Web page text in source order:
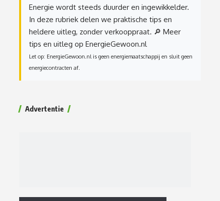
Energie wordt steeds duurder en ingewikkelder.
In deze rubriek delen we praktische tips en
heldere uitleg, zonder verkooppraat. 🔎 Meer
tips en uitleg op EnergieGewoon.nl
Let op: EnergieGewoon.nl is geen energiemaatschappij en sluit geen
energiecontracten af.
Advertentie